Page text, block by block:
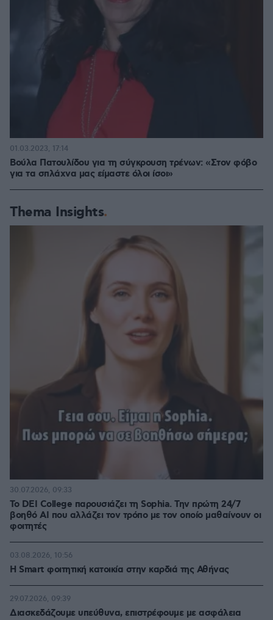
Βούλα Πατουλίδου για τη σύγκρουση τρένων: «Στον φόβο
για τα σπλάχνα μας είμαστε όλοι ίσοι»
01.03.2023, 17:14
Thema Insights
Το DEI College παρουσιάζει τη Sophia. Την πρώτη 24/7
βοηθό AI που αλλάζει τον τρόπο με τον οποίο μαθαίνουν οι
φοιτητές
30.07.2026, 09:33
Η Smart φοιτητική κατοικία στην καρδιά της Αθήνας
03.08.2026, 10:56
Διασκεδάζουμε υπεύθυνα, επιστρέφουμε με ασφάλεια
29.07.2026, 09:39